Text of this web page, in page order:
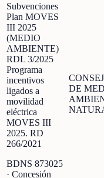
Subvenciones
Plan MOVES
III 2025
(MEDIO
AMBIENTE)
RDL 3/2025
Programa
incentivos
ligados a
movilidad
eléctrica
MOVES III
2025. RD
266/2021
BDNS 873025
· Concesión
DE